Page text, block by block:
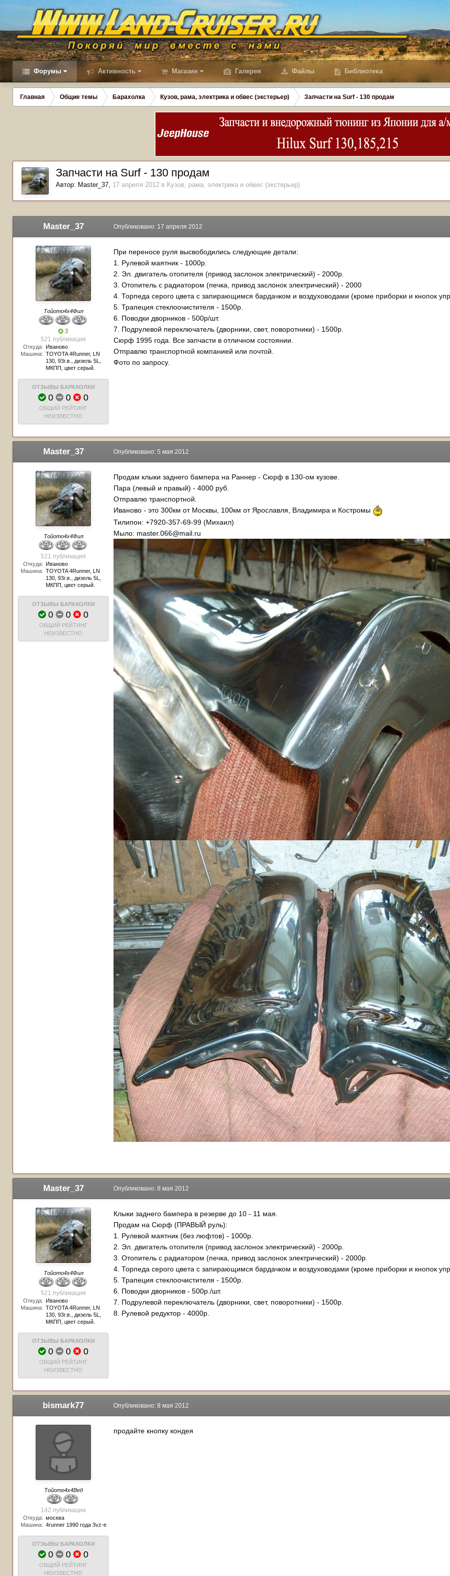
Форумы Активность Магазин Галерея Файлы Библиотека
Главная Общие темы Барахолка Кузов, рама, электрика и обвес (экстерьер) Запчасти на Surf - 130 продам
Запчасти на Surf - 130 продам
Автор: Master_37, 17 апреля 2012 в Кузов, рама, электрика и обвес (экстерьер)
Master_37
Тойото4х4Фил
3
521 публикация
Откуда: Иваново
Машина: TOYOTA 4Runner, LN
130, 93г.в., дизель 5L,
МКПП, цвет серый.
ОТЗЫВЫ БАРАХОЛКИ
0 0 0
ОБЩИЙ РЕЙТИНГ
НЕИЗВЕСТНО
Опубликовано: 17 апреля 2012
При переносе руля высвободились следующие детали:
1. Рулевой маятник - 1000р.
2. Эл. двигатель отопителя (привод заслонок электрический) - 2000р.
3. Отопитель с радиатором (печка, привод заслонок электрический) - 2000
4. Торпеда серого цвета с запирающимся бардачком и воздуховодами (кроме приборки и кнопок
5. Трапеция стеклоочистителя - 1500р.
6. Поводки дворников - 500р/шт.
7. Подрулевой переключатель (дворники, свет, поворотники) - 1500р.
Сюрф 1995 года. Все запчасти в отличном состоянии.
Отправлю транспортной компанией или почтой.
Фото по запросу.
Master_37
Тойото4х4Фил
521 публикация
Откуда: Иваново
Машина: TOYOTA 4Runner, LN
130, 93г.в., дизель 5L,
МКПП, цвет серый.
ОТЗЫВЫ БАРАХОЛКИ
0 0 0
ОБЩИЙ РЕЙТИНГ
НЕИЗВЕСТНО
Опубликовано: 5 мая 2012
Продам клыки заднего бампера на Раннер - Сюрф в 130-ом кузове.
Пара (левый и правый) - 4000 руб.
Отправлю транспортной.
Иваново - это 300км от Москвы, 100км от Ярославля, Владимира и Костромы
Тилипон: +7920-357-69-99 (Михаил)
Мыло: master.066@mail.ru
Master_37
Тойото4х4Фил
521 публикация
Откуда: Иваново
Машина: TOYOTA 4Runner, LN
130, 93г.в., дизель 5L,
МКПП, цвет серый.
ОТЗЫВЫ БАРАХОЛКИ
0 0 0
ОБЩИЙ РЕЙТИНГ
НЕИЗВЕСТНО
Опубликовано: 8 мая 2012
Клыки заднего бампера в резерве до 10 - 11 мая.
Продам на Сюрф (ПРАВЫЙ руль):
1. Рулевой маятник (без люфтов) - 1000р.
2. Эл. двигатель отопителя (привод заслонок электрический) - 2000р.
3. Отопитель с радиатором (печка, привод заслонок электрический) - 2000р.
4. Торпеда серого цвета с запирающимся бардачком и воздуховодами (кроме приборки и кнопок
5. Трапеция стеклоочистителя - 1500р.
6. Поводки дворников - 500р./шт.
7. Подрулевой переключатель (дворники, свет, поворотники) - 1500р.
8. Рулевой редуктор - 4000р.
bismark77
Тойото4х4Вед
142 публикации
Откуда: москва
Машина: 4runner 1990 года 3vz-e
ОТЗЫВЫ БАРАХОЛКИ
0 0 0
ОБЩИЙ РЕЙТИНГ
НЕИЗВЕСТНО
Опубликовано: 8 мая 2012
продайте кнопку кондея